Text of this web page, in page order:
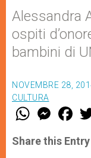
Alessandra
ospiti
bambini di
NOVEMBRE 28,
CULTURA
W
t
s
M
e
s
e
F
a
e
b
Share this Entry